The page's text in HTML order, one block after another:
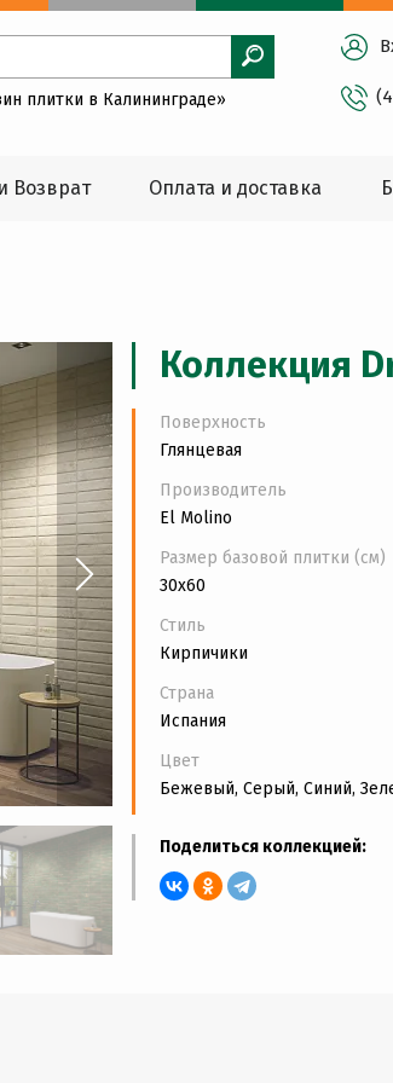
плитки в Калининграде»
Возврат Оплата и доставка
Коллекция
Поверхность
Глянцевая
Производитель
El Molino
Размер базовой плитки (см)
30x60
Стиль
Кирпичики
Страна
Испания
Цвет
Бежевый, Серый, Синий,
Поделиться коллекцией: